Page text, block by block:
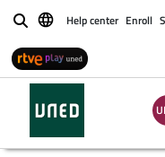
BuscarHelp center Enroll
Y